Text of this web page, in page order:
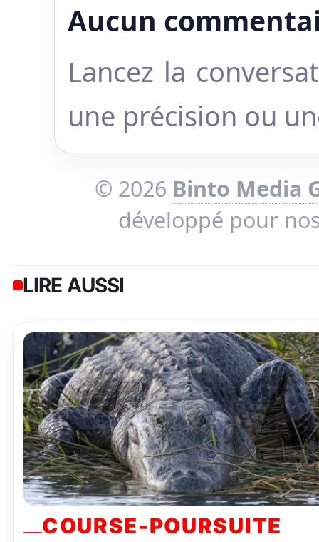
Aucun
Lancez la
une précision ou
© 2026 Binto Media
développé pour
LIRE AUSSI
COURSE-POURSUITE